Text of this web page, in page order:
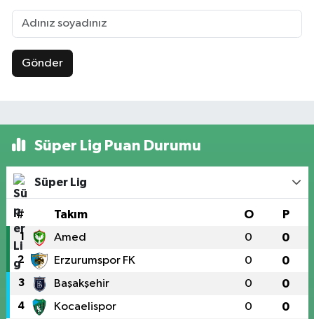
Gönder
Süper Lig Puan Durumu
Süper Lig
# Takım O P
1 Amed 0 0
2 Erzurumspor FK 0 0
3 Başakşehir 0 0
4 Kocaelispor 0 0